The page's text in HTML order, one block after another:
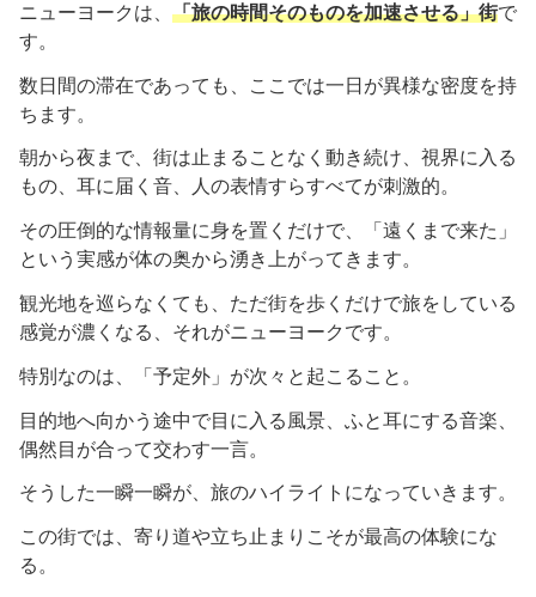
ニューヨークは、 「旅の時間そのものを加速させる」街で
す。
数日間の滞在であっても、ここでは一日が異様な密度を持
ちます。
朝から夜まで、街は止まることなく動き続け、視界に入る
もの、耳に届く音、人の表情すらすべてが刺激的。
その圧倒的な情報量に身を置くだけで、「遠くまで来た」
という実感が体の奥から湧き上がってきます。
観光地を巡らなくても、ただ街を歩くだけで旅をしている
感覚が濃くなる、それがニューヨークです。
特別なのは、「予定外」が次々と起こること。
目的地へ向かう途中で目に入る風景、ふと耳にする音楽、
偶然目が合って交わす一言。
そうした一瞬一瞬が、旅のハイライトになっていきます。
この街では、寄り道や立ち止まりこそが最高の体験にな
る。